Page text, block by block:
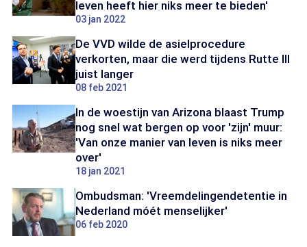
leven heeft hier niks meer te bieden'
03 jan 2022
De VVD wilde de asielprocedure
verkorten, maar die werd tijdens Rutte III
juist langer
08 feb 2021
In de woestijn van Arizona blaast Trump
nog snel wat bergen op voor 'zijn' muur:
'Van onze manier van leven is niks meer
over'
18 jan 2021
Ombudsman: 'Vreemdelingendetentie in
Nederland móét menselijker'
06 feb 2020